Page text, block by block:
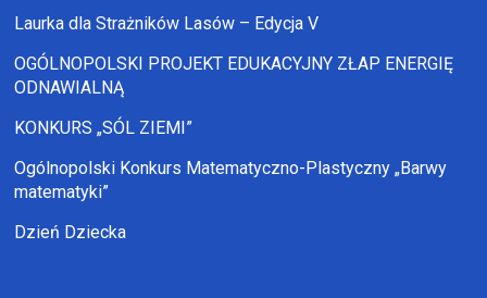
Laurka dla Strażników Lasów – Edycja V
OGÓLNOPOLSKI PROJEKT EDUKACYJNY ZŁAP ENERGIĘ
ODNAWIALNĄ
KONKURS „SÓL ZIEMI”
Ogólnopolski Konkurs Matematyczno-Plastyczny „Barwy
matematyki”
Dzień Dziecka